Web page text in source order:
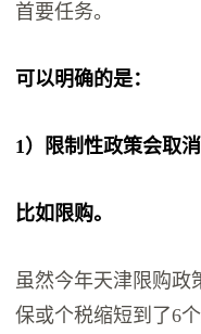
首要任务。
可以明确的是：
1）限制性政策会取消
比如限购。
虽然今年天津限购政
保或个税缩短到了6个